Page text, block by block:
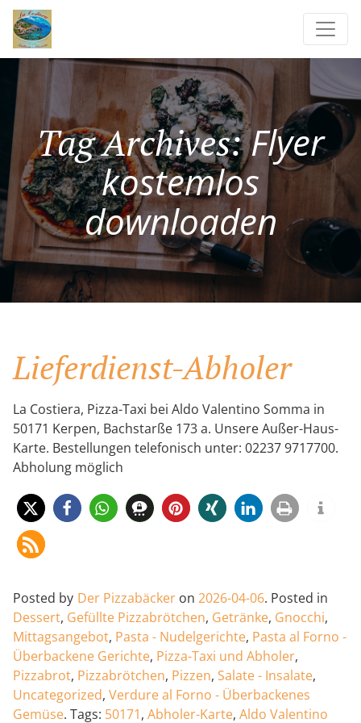
Tag Archives:Flyer
kostemlos
downloaden
Lieferdienst-Abholer
La Costiera, Pizza-Taxi bei Aldo Valentino Somma in
50171 Kerpen, Bachstarße 173 a. Unsere Außer-Haus-
Karte. Bestellungen telefonisch unter: 02237 9717700.
Abholung möglich
Posted by Der Pizzabäcker on 2026-04-06. Posted in
Dessert, Gefüllte Pizzabrötchen, Getränke, Gnocchi,
Mittagsangebot, Pasta - Nudelgerichte, Pasta al Forno -
Überbackene Gerichte, Pizza-Taxi und Abholer,
Pizzabrot, Pizzabrötchen, Pizzen, Salate - Insalate,
Uncategorized, Verdure al Forno - Überbackenes
Gemüse. Tags: 50171, Abholer-Karte, Aldo Valentino